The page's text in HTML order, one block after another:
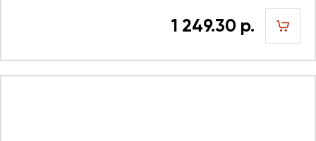
1 249.30 р.